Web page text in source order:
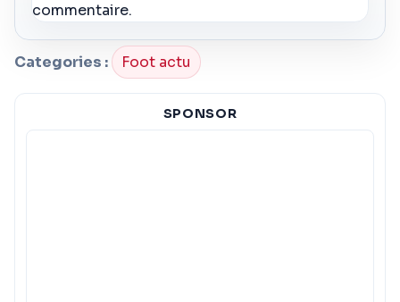
commentaire.
Categories : Foot actu
SPONSOR